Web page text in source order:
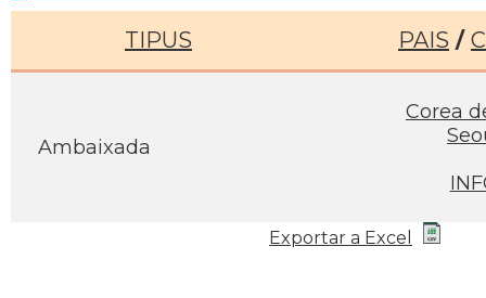
TIPUS PAIS /
Ambaixada
Corea
Exportar a Excel